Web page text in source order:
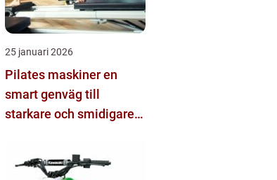
25 januari 2026
Pilates maskiner en
smart genväg till
starkare och smidigare